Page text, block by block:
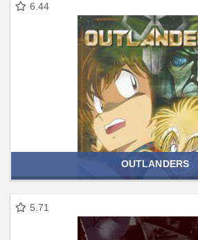
6.44
OUTLANDERS
5.71